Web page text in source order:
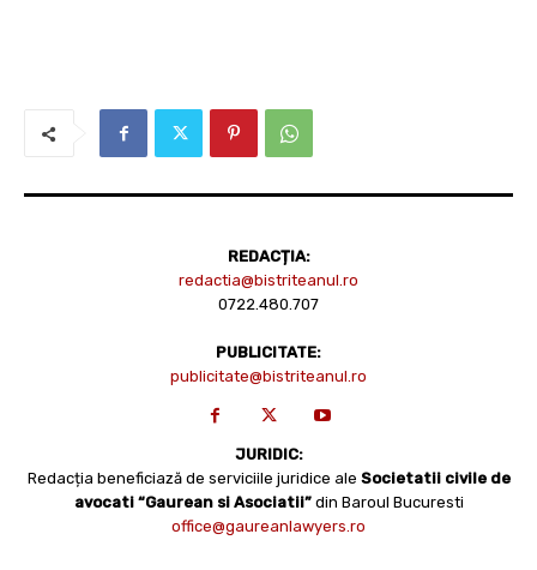
REDACȚIA:
redactia@bistriteanul.ro
0722.480.707
PUBLICITATE:
publicitate@bistriteanul.ro
JURIDIC:
Redacția beneficiază de serviciile juridice ale Societatii civile de
avocati “Gaurean si Asociatii” din Baroul Bucuresti
office@gaureanlawyers.ro